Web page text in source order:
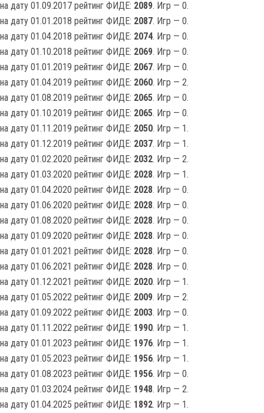
на дату 01.09.2017 рейтинг ФИДЕ: 2089. Игр — 0.
на дату 01.01.2018 рейтинг ФИДЕ: 2087. Игр — 0.
на дату 01.04.2018 рейтинг ФИДЕ: 2074. Игр — 0.
на дату 01.10.2018 рейтинг ФИДЕ: 2069. Игр — 0.
на дату 01.01.2019 рейтинг ФИДЕ: 2067. Игр — 0.
на дату 01.04.2019 рейтинг ФИДЕ: 2060. Игр — 2.
на дату 01.08.2019 рейтинг ФИДЕ: 2065. Игр — 0.
на дату 01.10.2019 рейтинг ФИДЕ: 2065. Игр — 0.
на дату 01.11.2019 рейтинг ФИДЕ: 2050. Игр — 1.
на дату 01.12.2019 рейтинг ФИДЕ: 2037. Игр — 1.
на дату 01.02.2020 рейтинг ФИДЕ: 2032. Игр — 2.
на дату 01.03.2020 рейтинг ФИДЕ: 2028. Игр — 1.
на дату 01.04.2020 рейтинг ФИДЕ: 2028. Игр — 0.
на дату 01.06.2020 рейтинг ФИДЕ: 2028. Игр — 0.
на дату 01.08.2020 рейтинг ФИДЕ: 2028. Игр — 0.
на дату 01.09.2020 рейтинг ФИДЕ: 2028. Игр — 0.
на дату 01.01.2021 рейтинг ФИДЕ: 2028. Игр — 0.
на дату 01.06.2021 рейтинг ФИДЕ: 2028. Игр — 0.
на дату 01.12.2021 рейтинг ФИДЕ: 2020. Игр — 1.
на дату 01.05.2022 рейтинг ФИДЕ: 2009. Игр — 2.
на дату 01.09.2022 рейтинг ФИДЕ: 2003. Игр — 0.
на дату 01.11.2022 рейтинг ФИДЕ: 1990. Игр — 1.
на дату 01.01.2023 рейтинг ФИДЕ: 1976. Игр — 1.
на дату 01.05.2023 рейтинг ФИДЕ: 1956. Игр — 1.
на дату 01.08.2023 рейтинг ФИДЕ: 1956. Игр — 0.
на дату 01.03.2024 рейтинг ФИДЕ: 1948. Игр — 2.
на дату 01.04.2025 рейтинг ФИДЕ: 1892. Игр — 1.